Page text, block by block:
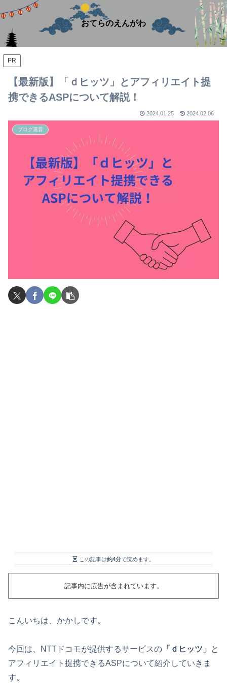
おてらのえんがわ
PR
【最新版】「ｄヒッツ」とアフィリエイト提
携できるASPについて解説！
2024.01.25 2024.02.06
ブログ運営
この記事は約4分で読めます。
記事内に広告が含まれています。
こんいちは、かかしです。
今回は、NTTドコモが提供するサービスの 「ｄヒッツ」
と
アフィリエイト提携できるASPについて紹介していきま
す。